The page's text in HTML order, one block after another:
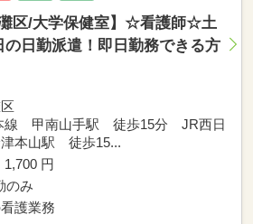
灘区/大学保健室】☆看護師☆土
の日勤派遣！即日勤務できる方
線 甲南山手駅 徒歩15分 JR西日
本山駅 徒歩15...
円
のみ
護業務